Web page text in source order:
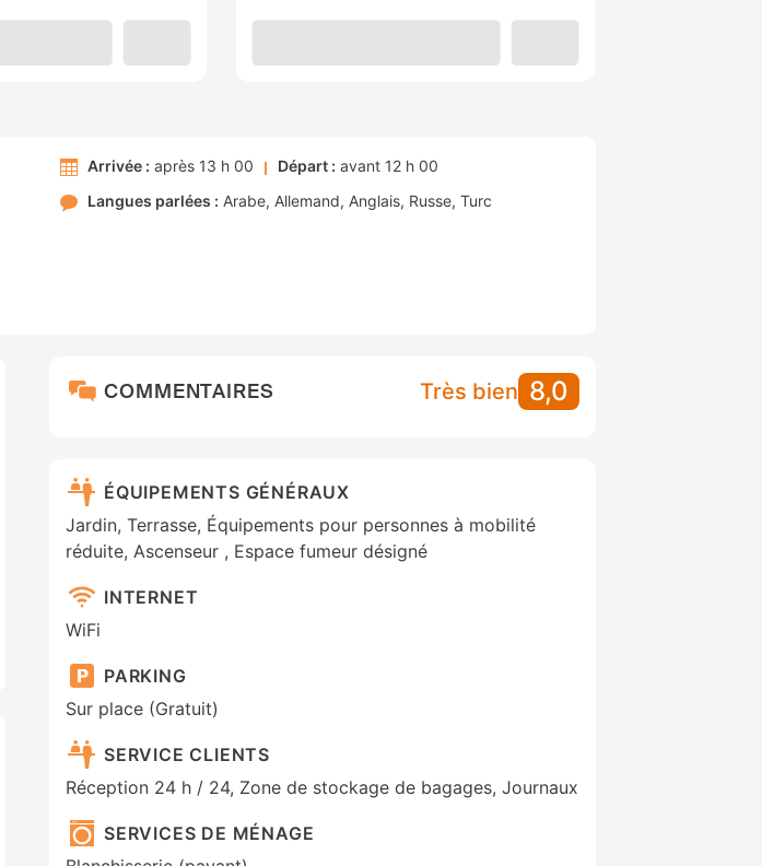
Arrivée : après 13 h 00 Départ : avant 12 h 00
Langues parlées : Arabe Allemand Anglais Russe Turc
COMMENTAIRES Très bien 8,0
ÉQUIPEMENTS GÉNÉRAUX
Jardin, Terrasse, Équipements pour personnes à mobilité
réduite, Ascenseur , Espace fumeur désigné
INTERNET
WiFi
PARKING
Sur place (Gratuit)
SERVICE CLIENTS
Réception 24 h / 24, Zone de stockage de bagages, Journaux
SERVICES DE MÉNAGE